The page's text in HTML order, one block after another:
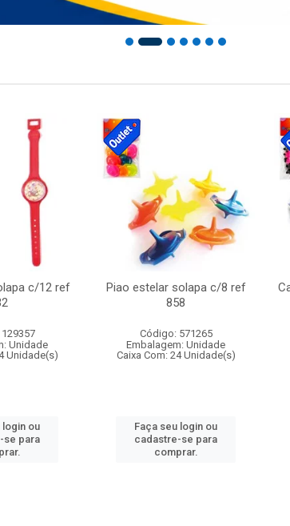
c/12 ref
Unidade
Unidade(s)
login ou
se para
Piao estelar solapa c/8 ref
858
Código: 571265
Embalagem: Unidade
Caixa Com: 24 Unidade(s)
Faça seu login ou
cadastre-se para
comprar.